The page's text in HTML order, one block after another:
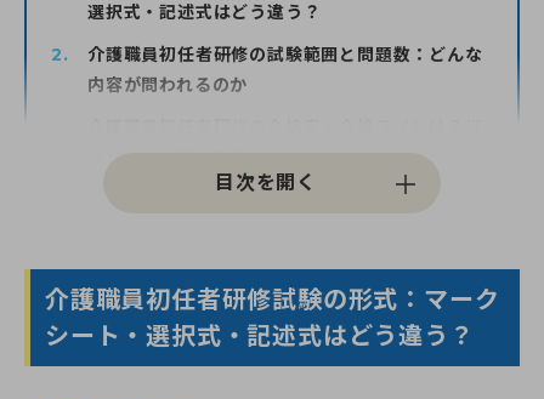
選択式・記述式はどう違う？
介護職員初任者研修の試験範囲と問題数：どんな
内容が問われるのか
介護職員初任者研修の試験対策と効率的な勉強方
試験当日のポイント：マークシート回答で気をつ
けるべきこと
介護職員初任者研修のスクール選びのコツ：再試
介護職員初任者研修試験の形式：マーク
シート・選択式・記述式はどう違う？